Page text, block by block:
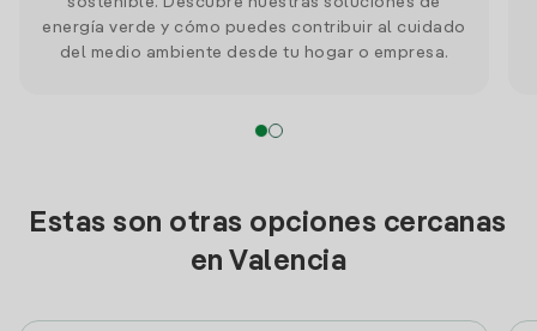
energía verde y cómo puedes contribuir al cuidado
del medio ambiente desde tu hogar o empresa.
Estas son otras opciones cercanas
en Valencia